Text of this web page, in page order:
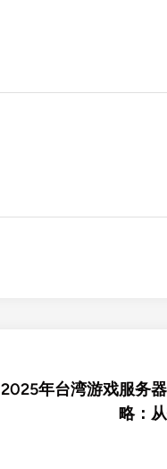
2025年台湾游戏服务
略：